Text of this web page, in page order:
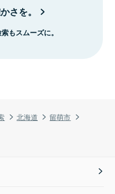
北海道
留萌市
さを。
もスムーズに。